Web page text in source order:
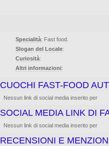
Specialità: Fast food.
Slogan del Locale:
Curiosità:
Altri informazioni:
CUOCHI FAST-FOOD
Nessun link di social media inserito per
SOCIAL MEDIA LINK DI
Nessun link di social media inserito per
RECENSIONI E